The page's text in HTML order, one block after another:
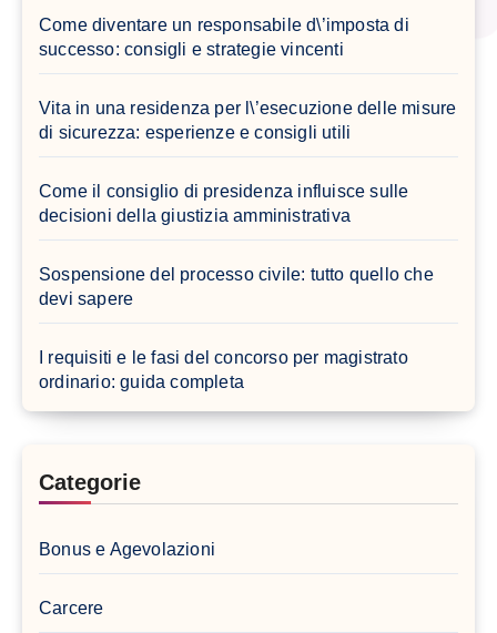
Come diventare un responsabile d\’imposta di
successo: consigli e strategie vincenti
Vita in una residenza per l\’esecuzione delle misure
di sicurezza: esperienze e consigli utili
Come il consiglio di presidenza influisce sulle
decisioni della giustizia amministrativa
Sospensione del processo civile: tutto quello che
devi sapere
I requisiti e le fasi del concorso per magistrato
ordinario: guida completa
Categorie
Bonus e Agevolazioni
Carcere